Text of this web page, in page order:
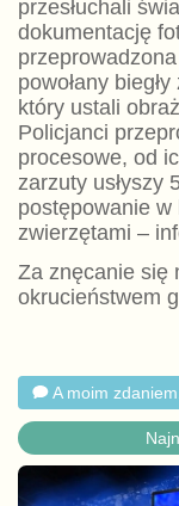
przesłuchali
dokumentację
powołany
który ustali
Policjanci
procesowe, od
zarzuty usłyszy
postępowanie
zwierzętami –
Za znęcanie się
okrucieństwem
A moim